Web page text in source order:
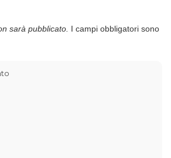
sarà pubblicato. I campi obbligatori sono